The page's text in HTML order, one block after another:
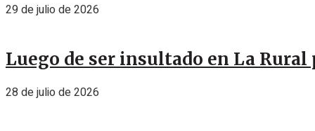
29 de julio de 2026
Luego de ser insultado en La
28 de julio de 2026